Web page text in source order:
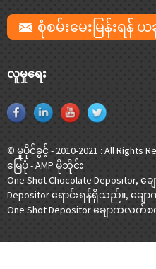
စုံစမ်းမေးမြန်းရန်
လူမှုရေး
© မူပိုင်ခွင့် - 2010-2021 : All Rights
မြေပုံ-AMP မိုဘိုင်း
One Shot Chocolate Depositor, ခ
Depositor ရောင်းရန်ရှိသည်။, ချေ
One Shot Depositor ချောကလက်